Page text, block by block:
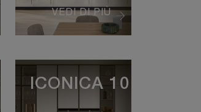
VEDI DI PIÙ
ICONICA 10